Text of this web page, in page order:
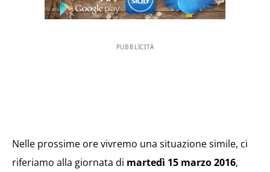
PUBBLICITÀ
Nelle prossime ore vivremo una situazione simile, ci
riferiamo alla giornata di martedì 15 marzo 2016,